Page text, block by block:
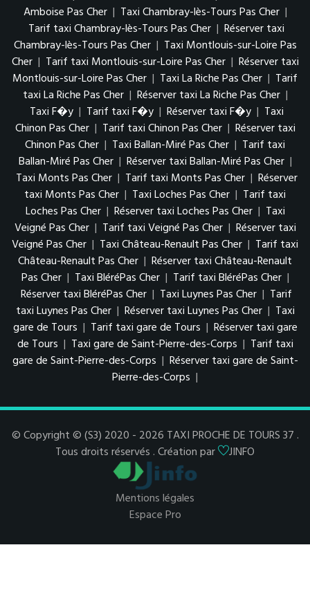
Amboise Pas Cher | Taxi Chambray-lès-Tours Pas Cher |
Tarif taxi Chambray-lès-Tours Pas Cher | Réserver taxi
Chambray-lès-Tours Pas Cher | Taxi Montlouis-sur-Loire Pas
Cher | Tarif taxi Montlouis-sur-Loire Pas Cher | Réserver taxi
Montlouis-sur-Loire Pas Cher | Taxi La Riche Pas Cher | Tarif
taxi La Riche Pas Cher | Réserver taxi La Riche Pas Cher |
Taxi F�y | Tarif taxi F�y | Réserver taxi F�y | Taxi
Chinon Pas Cher | Tarif taxi Chinon Pas Cher | Réserver taxi
Chinon Pas Cher | Taxi Ballan-Miré Pas Cher | Tarif taxi
Ballan-Miré Pas Cher | Réserver taxi Ballan-Miré Pas Cher |
Taxi Monts Pas Cher | Tarif taxi Monts Pas Cher | Réserver
taxi Monts Pas Cher | Taxi Loches Pas Cher | Tarif taxi
Loches Pas Cher | Réserver taxi Loches Pas Cher | Taxi
Veigné Pas Cher | Tarif taxi Veigné Pas Cher | Réserver taxi
Veigné Pas Cher | Taxi Château-Renault Pas Cher | Tarif taxi
Château-Renault Pas Cher | Réserver taxi Château-Renault
Pas Cher | Taxi BléréPas Cher | Tarif taxi BléréPas Cher |
Réserver taxi BléréPas Cher | Taxi Luynes Pas Cher | Tarif
taxi Luynes Pas Cher | Réserver taxi Luynes Pas Cher | Taxi
gare de Tours | Tarif taxi gare de Tours | Réserver taxi gare
de Tours | Taxi gare de Saint-Pierre-des-Corps | Tarif taxi
gare de Saint-Pierre-des-Corps | Réserver taxi gare de Saint-
Pierre-des-Corps |
© Copyright © (S3) 2020 - 2026 TAXI PROCHE DE TOURS 37 .
Tous droits réservés . Création par
JINFO
Mentions légales
Espace Pro